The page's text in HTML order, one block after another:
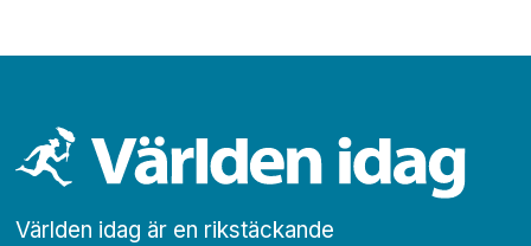
Världen idag är en rikstäckande